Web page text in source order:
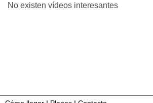
No existen vídeos interesantes